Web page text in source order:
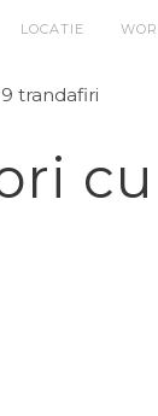
LOCATIE
trandafiri
cu